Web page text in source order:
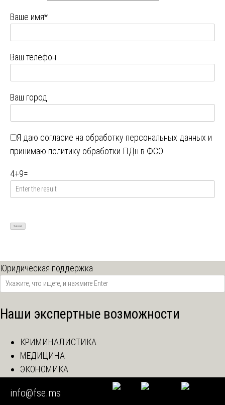
Ваше имя*
Ваш телефон
Ваш город
Я даю согласие на обработку персональных данных и
принимаю политику обработки ПДн в ФСЭ
4+9=
Юридическая поддержка
Наши экспертные возможности
КРИМИНАЛИСТИКА
МЕДИЦИНА
ЭКОНОМИКА
ТОВАРОВЕДЕНИЕ
info@fse.ms